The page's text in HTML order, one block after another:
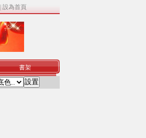
設為首頁
書架